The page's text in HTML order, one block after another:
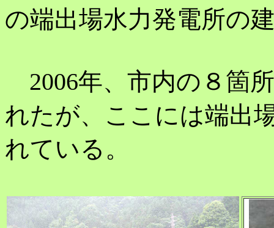
の端出場水力発電所の
2006年、市内の８箇
れたが、ここには端出
れている。